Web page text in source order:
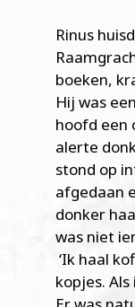
Rinus
boeken,
Hij was
hoofd een
alerte
stond op
afgedaan
donker
was niet
‘Ik haal
kopjes.